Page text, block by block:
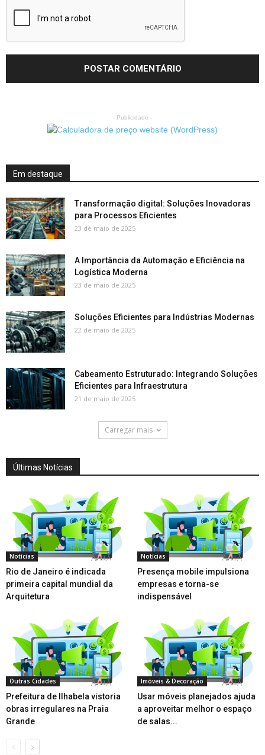
- Publicidade -
Em destaque
Transformação digital: Soluções Inovadoras
para Processos Eficientes
23 de maio de 2025
A Importância da Automação e Eficiência na
Logística Moderna
23 de maio de 2025
Soluções Eficientes para Indústrias Modernas
22 de maio de 2025
Cabeamento Estruturado: Integrando Soluções
Eficientes para Infraestrutura
21 de maio de 2025
Carregar mais
Últimas Notícias
Notícias
Rio de Janeiro é indicada
primeira capital mundial da
Arquitetura
Notícias
Presença mobile impulsiona
empresas e torna-se
indispensável
Outras Cidades
Prefeitura de Ilhabela vistoria
obras irregulares na Praia
Grande
Imóveis & Decoração
Usar móveis planejados ajuda
a aproveitar melhor o espaço
de salas...